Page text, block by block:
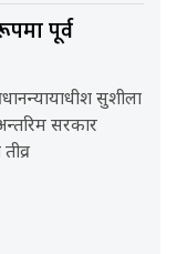
पूर्व
सुशीला
सरकार